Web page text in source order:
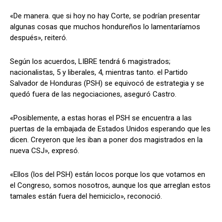
«De manera. que si hoy no hay Corte, se podrían presentar
algunas cosas que muchos hondureños lo lamentaríamos
después», reiteró.
Según los acuerdos, LIBRE tendrá 6 magistrados;
nacionalistas, 5 y liberales, 4, mientras tanto. el Partido
Salvador de Honduras (PSH) se equivocó de estrategia y se
quedó fuera de las negociaciones, aseguró Castro.
«Posiblemente, a estas horas el PSH se encuentra a las
puertas de la embajada de Estados Unidos esperando que les
dicen. Creyeron que les iban a poner dos magistrados en la
nueva CSJ», expresó.
«Ellos (los del PSH) están locos porque los que votamos en
el Congreso, somos nosotros, aunque los que arreglan estos
tamales están fuera del hemiciclo», reconoció.